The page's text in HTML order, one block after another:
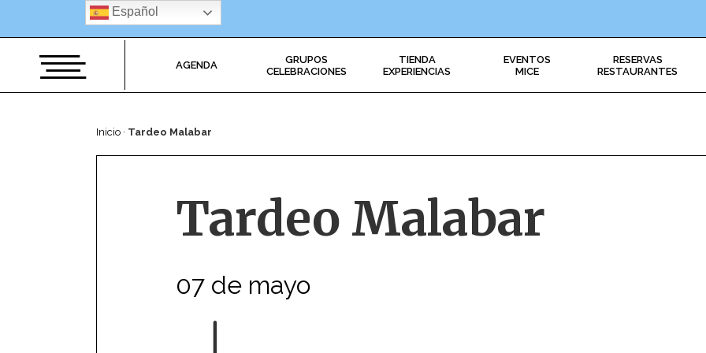
AGENDA
GRUPOS
CELEBRACIONES
TIENDA
EXPERIENCIAS
EVENTOS
MICE
RESERVAS
RESTAURANTES
Inicio · Tardeo Malabar
Tardeo Malabar
07 de mayo
Español